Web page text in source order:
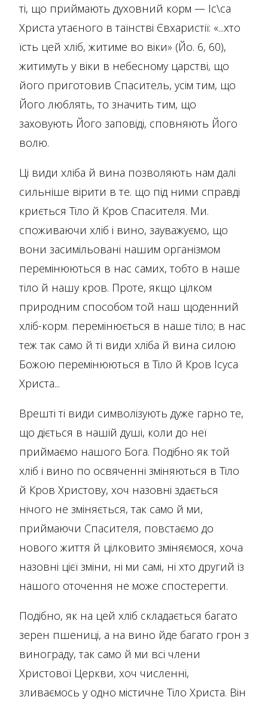
ті, що приймають духовний корм — Іс\са
Христа утаєного в таїнстві Євхаристії: «...хто
їсть цей хліб, житиме во віки» (Йо. 6, 60),
житимуть у віки в небесному царстві, що
його приготовив Спаситель, усім тим, що
Його люблять, то значить тим, що
заховують Його заповіді, сповняють Його
волю.
Ці види хліба й вина позволяють нам далі
сильніше вірити в те. що під ними справді
криється Тіло й Кров Спасителя. Ми.
споживаючи хліб і вино, зауважуємо, що
вони засимільовані нашим організмом
перемінюються в нас самих, тобто в наше
тіло й нашу кров. Проте, якщо цілком
природним способом той наш щоденний
хліб-корм. перемінюється в наше тіло; в нас
теж так само й ті види хліба й вина силою
Божою перемінюються в Тіло й Кров Ісуса
Христа...
Врешті ті види символізують дуже гарно те,
що діється в нашій душі, коли до неї
приймаємо нашого Бога. Подібно як той
хліб і вино по освяченні зміняються в Тіло
й Кров Христову, хоч назовні здається
нічого не зміняється, так само й ми,
приймаючи Спасителя, повстаємо до
нового життя й цілковито зміняємося, хоча
назовні цієї зміни, ні ми самі, ні хто другий із
нашого оточення не може спостерегти.
Подібно, як на цей хліб складається багато
зерен пшениці, а на вино йде багато грон з
винограду, так само й ми всі члени
Христової Церкви, хоч численні,
зливаємось у одно містичне Тіло Христа. Він